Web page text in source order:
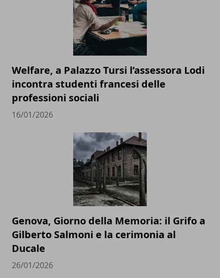
Welfare, a Palazzo Tursi l’assessora Lodi
incontra studenti francesi delle
professioni sociali
16/01/2026
Genova, Giorno della Memoria: il Grifo a
Gilberto Salmoni e la cerimonia al
Ducale
26/01/2026